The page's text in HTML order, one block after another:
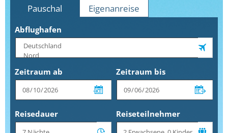
Pauschal Eigenanreise
Abflughafen
Zeitraum ab Zeitraum bis
Reisedauer Reiseteilnehmer